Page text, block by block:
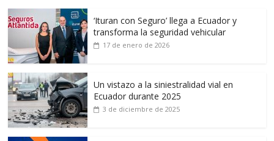
‘Ituran con Seguro’ llega a Ecuador y
transforma la seguridad vehicular
17 de enero de 2026
Un vistazo a la siniestralidad vial en
Ecuador durante 2025
3 de diciembre de 2025